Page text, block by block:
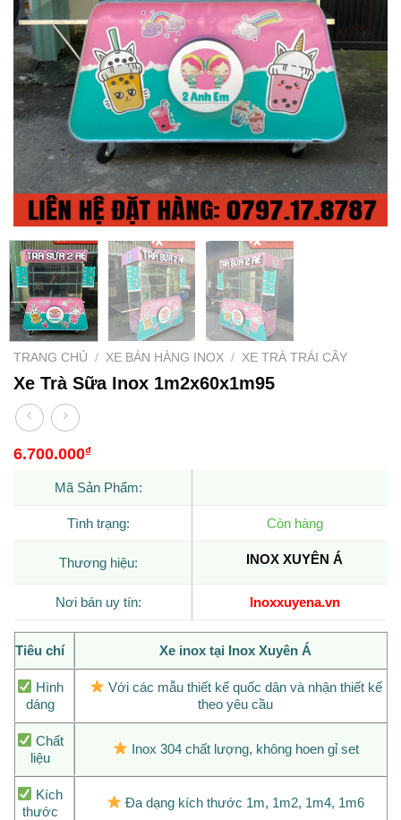
TRANG CHỦ / XE BÁN HÀNG INOX / XE TRÀ TRÁI CÂY
Xe Trà Sữa Inox 1m2x60x1m95
6.700.000₫
Mã Sản Phẩm:
Tình trạng: Còn hàng
Thương hiệu: INOX XUYÊN Á
Nơi bán uy tín: Inoxxuyena.vn
Tiêu chí Xe inox tại Inox Xuyên Á
Hình
dáng
Với các mẫu thiết kế quốc dân và nhận thiết kế
theo yêu cầu
Chất
liệu
Inox 304 chất lượng, không hoen gỉ set
Kích
thước
Đa dạng kích thước 1m, 1m2, 1m4, 1m6